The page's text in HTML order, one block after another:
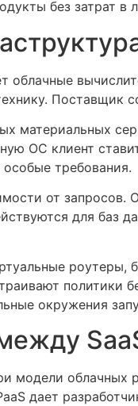
без затрат в
облачные
Поставщик
ОС клиент
требования.
от
для баз
политики
окружения
модели
дает